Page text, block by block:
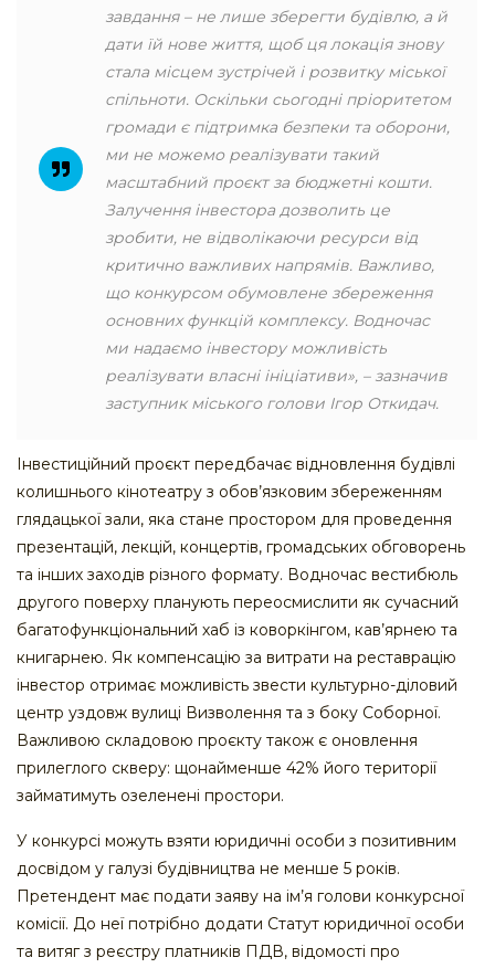
завдання – не лише зберегти будівлю, а й
дати їй нове життя, щоб ця локація знову
стала місцем зустрічей і розвитку міської
спільноти. Оскільки сьогодні пріоритетом
громади є підтримка безпеки та оборони,
ми не можемо реалізувати такий
масштабний проєкт за бюджетні кошти.
Залучення інвестора дозволить це
зробити, не відволікаючи ресурси від
критично важливих напрямів. Важливо,
що конкурсом обумовлене збереження
основних функцій комплексу. Водночас
ми надаємо інвестору можливість
реалізувати власні ініціативи», – зазначив
заступник міського голови Ігор Откидач.
Інвестиційний проєкт передбачає відновлення будівлі
колишнього кінотеатру з обов’язковим збереженням
глядацької зали, яка стане простором для проведення
презентацій, лекцій, концертів, громадських обговорень
та інших заходів різного формату. Водночас вестибюль
другого поверху планують переосмислити як сучасний
багатофункціональний хаб із коворкінгом, кав’ярнею та
книгарнею. Як компенсацію за витрати на реставрацію
інвестор отримає можливість звести культурно-діловий
центр уздовж вулиці Визволення та з боку Соборної.
Важливою складовою проєкту також є оновлення
прилеглого скверу: щонайменше 42% його території
займатимуть озеленені простори.
У конкурсі можуть взяти юридичні особи з позитивним
досвідом у галузі будівництва не менше 5 років.
Претендент має подати заяву на ім’я голови конкурсної
комісії. До неї потрібно додати Статут юридичної особи
та витяг з реєстру платників ПДВ, відомості про